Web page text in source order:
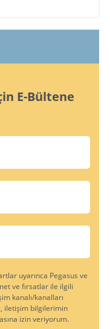
E-Bültene
uyarınca Pegasus ve
ve fırsatlar ile ilgili
kanalı/kanalları
iletişim bilgilerimin
izin veriyorum.